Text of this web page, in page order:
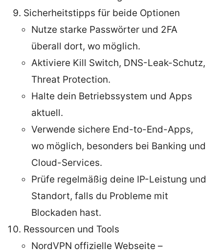
Sicherheitstipps für beide Optionen
Nutze starke Passwörter und 2FA
überall dort, wo möglich.
Aktiviere Kill Switch, DNS-Leak-Schutz,
Threat Protection.
Halte dein Betriebssystem und Apps
aktuell.
Verwende sichere End-to-End-Apps,
wo möglich, besonders bei Banking und
Cloud-Services.
Prüfe regelmäßig deine IP-Leistung und
Standort, falls du Probleme mit
Blockaden hast.
Ressourcen und Tools
NordVPN offizielle Webseite –